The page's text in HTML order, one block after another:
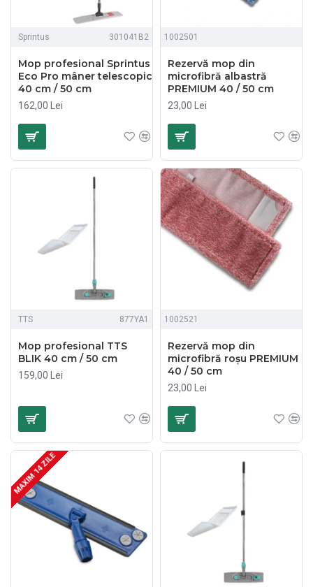
Sprintus 301041B2
Mop profesional Sprintus
Eco Pro mâner telescopic
40 cm / 50 cm
162,00 Lei
1002501
Rezervă mop din
microfibră albastră
PREMIUM 40 / 50 cm
23,00 Lei
TTS 877YA1
Mop profesional TTS
BLIK 40 cm / 50 cm
159,00 Lei
1002521
Rezervă mop din
microfibră roșu PREMIUM
40 / 50 cm
23,00 Lei
MAXIM 14 ZILE